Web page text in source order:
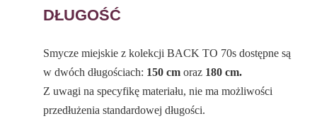
DŁUGOŚĆ
Smycze miejskie z kolekcji BACK TO 70s dostępne są
w dwóch długościach: 150 cmoraz 180 cm.
Z uwagi na specyfikę materiału, nie ma możliwości
przedłużenia standardowej długości.